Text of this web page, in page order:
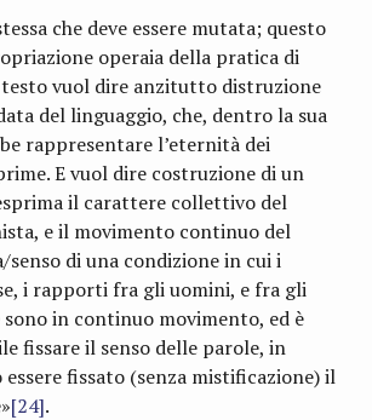
che deve essere mutata; questo
operaia della pratica di
vuol dire anzitutto distruzione
del linguaggio, che, dentro la sua
rappresentare l’eternità dei
E vuol dire costruzione di un
il carattere collettivo del
e il movimento continuo del
di una condizione in cui i
i rapporti fra gli uomini, e fra gli
sono in continuo movimento, ed è
fissare il senso delle parole, in
fissato (senza mistificazione) il
[24].